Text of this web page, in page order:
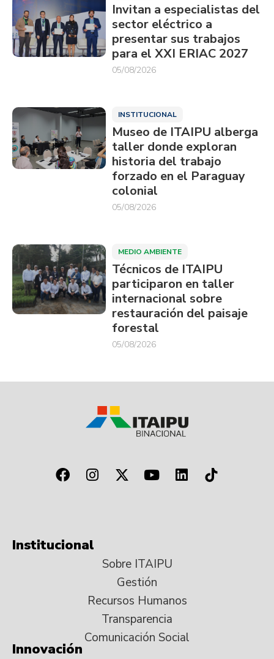
Invitan a especialistas del
sector eléctrico a
presentar sus trabajos
para el XXI ERIAC 2027
05/08/2026
INSTITUCIONAL
Museo de ITAIPU alberga
taller donde exploran
historia del trabajo
forzado en el Paraguay
colonial
05/08/2026
MEDIO AMBIENTE
Técnicos de ITAIPU
participaron en taller
internacional sobre
restauración del paisaje
forestal
05/08/2026
Institucional
Sobre ITAIPU
Gestión
Recursos Humanos
Transparencia
Comunicación Social
Innovación